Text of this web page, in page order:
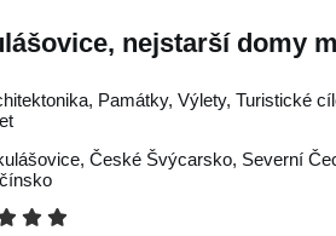
nejstarší domy
Památky, Výlety, Turistické
,České Švýcarsko, Severní